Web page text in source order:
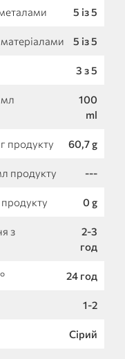
5 із 5
5 із 5
3 з 5
мл
100
ml
продукту 60,7 g
продукту ---
продукту 0 g
з
2-3
год
24 год
1-2
Сірий